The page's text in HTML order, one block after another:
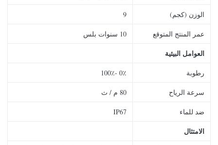
الوزن (كجم) 9
عمر المنتج المتوقع 10 سنوات بلس
العوامل البيئية
رطوبة 0٪ -100٪
سرعة الرياح 80 م / ث
ضد للماء IP67
الامتثال